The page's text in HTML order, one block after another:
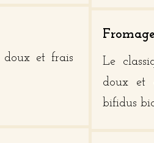
et frais
Le
doux et
bifidus